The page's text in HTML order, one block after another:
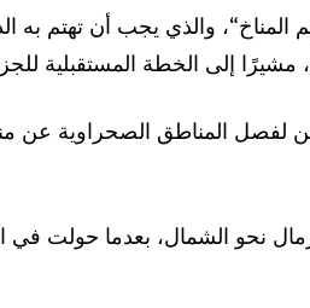
والذي يجب أن تهتم به
إلى الخطة المستقبلية
المناطق الصحراوية عن
نحو الشمال، بعدما حولت في